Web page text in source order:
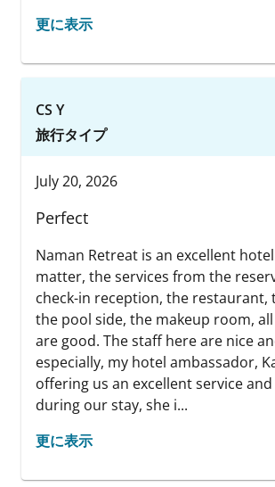
更に表示
CS Y
旅行タイプ
July 20, 2026
Perfect
Naman Retreat is an excellent
matter, the services from the
check-in reception, the restaurant,
the pool side, the makeup room,
are good. The staff here are nice
especially, my hotel ambassador,
offering us an excellent service
during our stay, she i...
更に表示